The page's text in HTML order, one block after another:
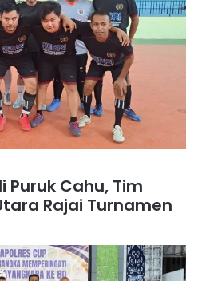
Puruk Cahu, Tim
Rajai Turnamen